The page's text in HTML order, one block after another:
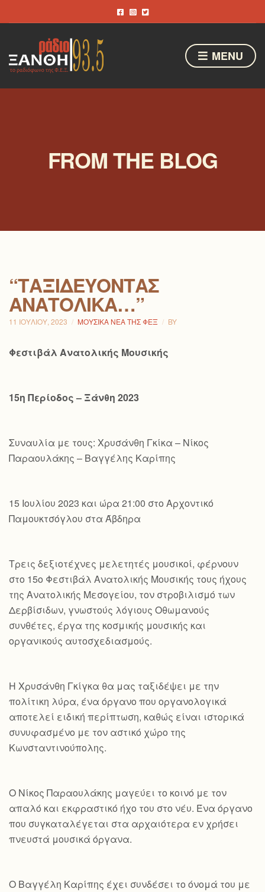
MENU
FROM THE BLOG
“ΤΑΞΙΔΕΎΟΝΤΑΣ
ΑΝΑΤΟΛΙΚΆ…”
11 ΙΟΥΛΊΟΥ, 2023 ΜΟΥΣΙΚΆ ΝΈΑ ΤΗΣ ΦΕΞ BY
Φεστιβάλ Ανατολικής Μουσικής
15η Περίοδος – Ξάνθη 2023
Συναυλία με τους: Χρυσάνθη Γκίκα – Νίκος
Παραουλάκης – Βαγγέλης Καρίπης
15 Ιουλίου 2023 και ώρα 21:00 στο Αρχοντικό
Παμουκτσόγλου στα Άβδηρα
Τρεις δεξιοτέχνες μελετητές μουσικοί, φέρνουν
στο 15ο Φεστιβάλ Ανατολικής Μουσικής τους ήχους
της Ανατολικής Μεσογείου, τον στροβιλισμό των
Δερβίσιδων, γνωστούς λόγιους Οθωμανούς
συνθέτες, έργα της κοσμικής μουσικής και
οργανικούς αυτοσχεδιασμούς.
Η Χρυσάνθη Γκίγκα θα μας ταξιδέψει με την
πολίτικη λύρα, ένα όργανο που οργανολογικά
αποτελεί ειδική περίπτωση, καθώς είναι ιστορικά
συνυφασμένο με τον αστικό χώρο της
Κωνσταντινούπολης.
Ο Νίκος Παραουλάκης μαγεύει το κοινό με τον
απαλό και εκφραστικό ήχο του στο νέυ. Ένα όργανο
που συγκαταλέγεται στα αρχαιότερα εν χρήσει
πνευστά μουσικά όργανα.
Ο Βαγγέλη Καρίπης έχει συνδέσει το όνομά του με